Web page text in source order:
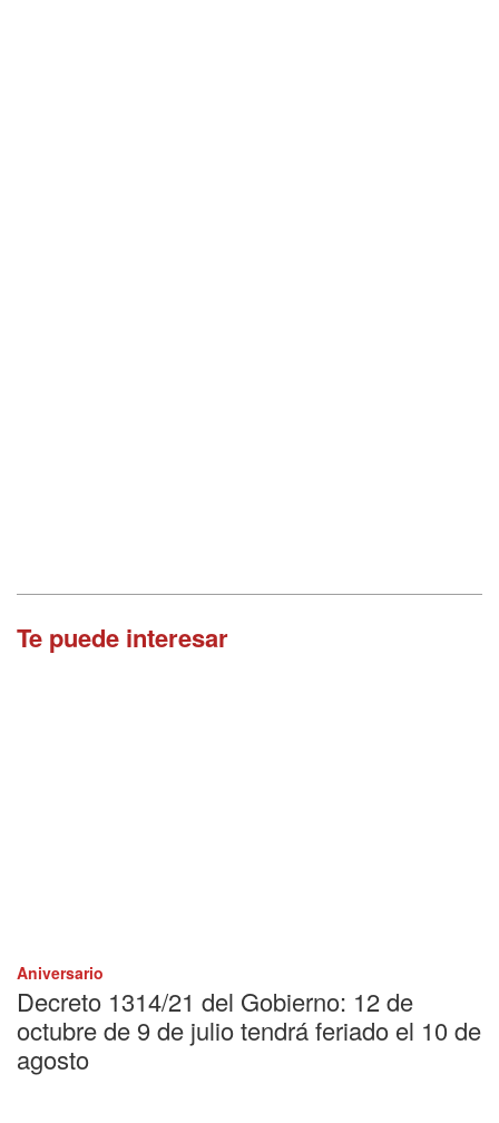
Te puede interesar
Aniversario
Decreto 1314/21 del Gobierno: 12 de
octubre de 9 de julio tendrá feriado el 10 de
agosto